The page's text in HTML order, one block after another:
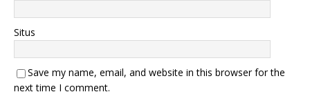
Situs
Save my name, email, and website in this browser for the
next time I comment.